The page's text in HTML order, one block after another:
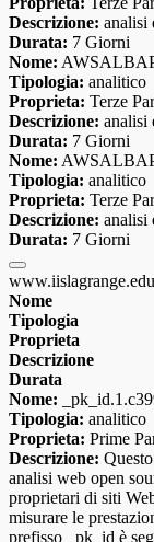
Descrizione: analisi
Durata: 7 Giorni
Nome:
Tipologia: analitico
Proprieta: Terze
Descrizione: analisi
Durata: 7 Giorni
Nome:
Tipologia: analitico
Proprieta: Terze
Descrizione: analisi
Durata: 7 Giorni
Nome
Tipologia
Proprieta
Descrizione
Durata
Nome:
Tipologia: analitico
Proprieta: Prime
Descrizione:
analisi web open
proprietari di siti
misurare le
prefisso _pk_id è